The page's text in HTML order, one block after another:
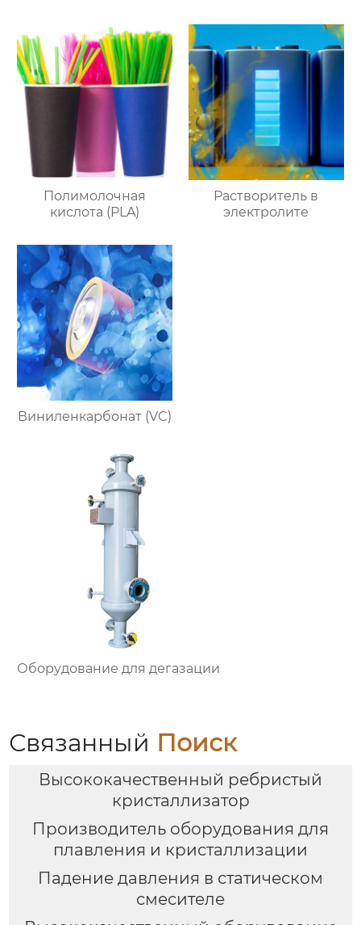
Полимолочная
кислота (PLA)
Растворитель в
электролите
Виниленкарбонат (VC)
Оборудование для дегазации
Связанный Поиск
Высококачественный ребристый
кристаллизатор
Производитель оборудования для
плавления и кристаллизации
Падение давления в статическом
смесителе